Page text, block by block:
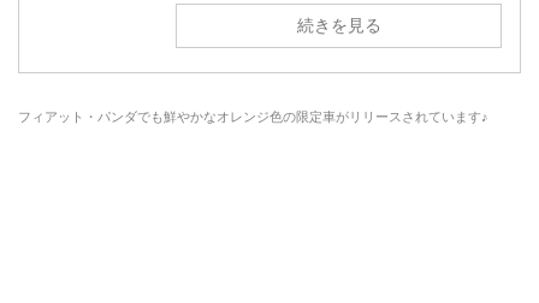
続きを見る
フィアット・パンダでも鮮やかなオレンジ色の限定車がリリースされています♪